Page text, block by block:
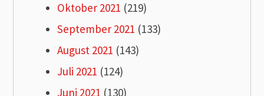
Oktober 2021 (219)
September 2021 (133)
August 2021 (143)
Juli 2021 (124)
Juni 2021 (130)